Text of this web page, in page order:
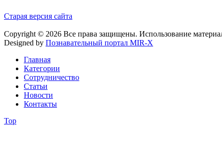
Старая версия сайта
Copyright © 2026 Все права защищены. Использование
Designed by Познавательный портал MIR-X
Главная
Категории
Сотрудничество
Статьи
Новости
Контакты
Top